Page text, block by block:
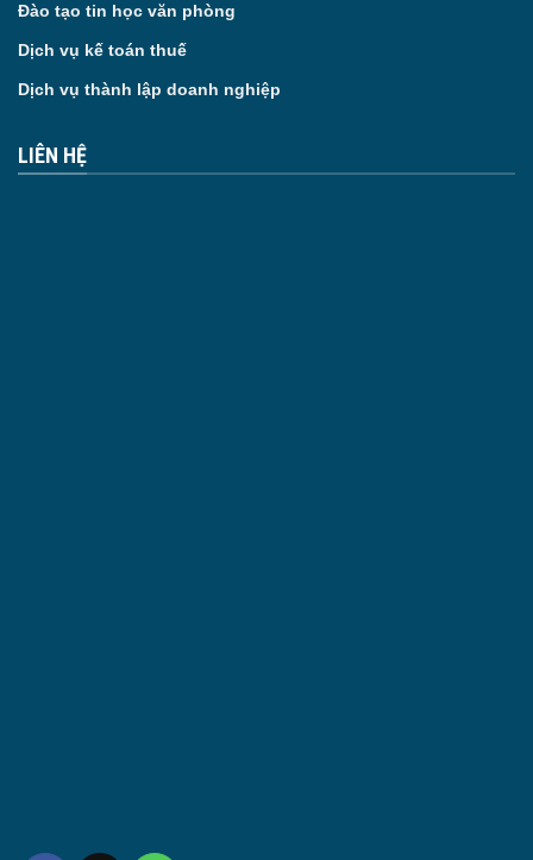
Đào tạo tin học văn phòng
Dịch vụ kế toán thuế
Dịch vụ thành lập doanh nghiệp
LIÊN HỆ